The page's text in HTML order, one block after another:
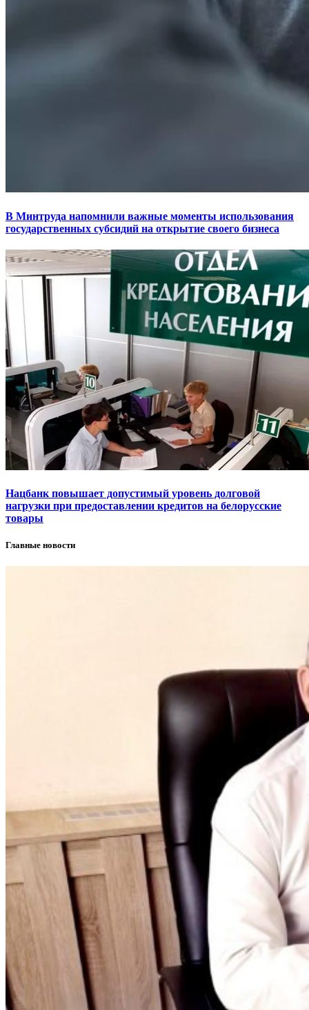
В Минтруда напомнили важные моменты использования
государственных субсидий на открытие своего бизнеса
Нацбанк повышает допустимый уровень долговой
нагрузки при предоставлении кредитов на белорусские
товары
Главные новости